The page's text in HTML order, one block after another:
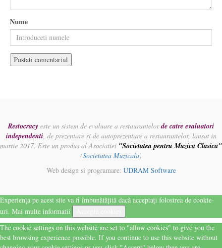
Nume
Restocracy este un sistem de evaluare a restaurantelorde catre evaluatori
independenti, de prezentare si de autoprezentare a restaurantelor, lansat in
martie 2017. Este un produs al Asociatiei "Societatea pentru Muzica Clasica"
(Societatea Muzicala)
Web design si programare: UDRAM Software
Experiența pe acest site va fi îmbunătățită dacă acceptați folosirea de cookie-
uri. Mai multe informatii
The cookie settings on this website are set to "allow cookies" to give you the
best browsing experience possible. If you continue to use this website without